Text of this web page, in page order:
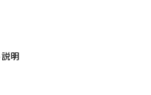
ル説明